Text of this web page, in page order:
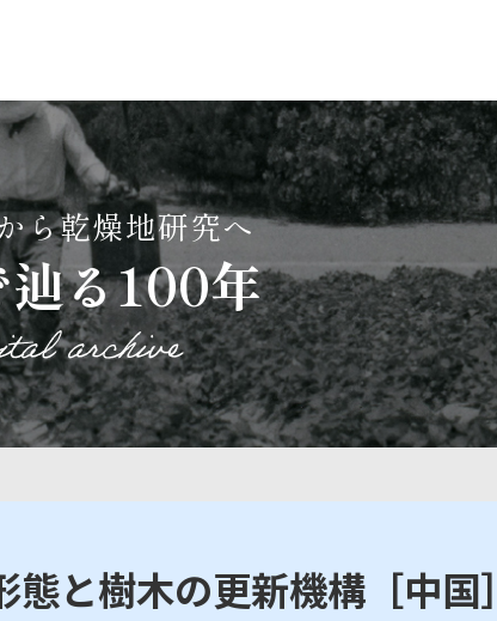
ら乾燥地研究へ
る100年
archive
と樹木の更新機構［中国］